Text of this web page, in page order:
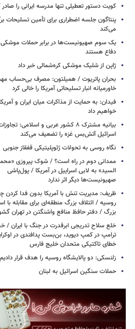
کویت دستور تعطیلی تنها مدرسه ایرانی را صادر
پنتاگون جلسه اضطراری برای تأمین تسلیحات
می‌کند
یک‌ سوم صهیونیست‌ها در برابر حملات
دفاع هستند
ژاپن از شلیک موشکی کره‌شمالی خبر داد
بحران پاتریوت / همیلتون: مصرف بی‌حساب
خاورمیانه انبار تسلیحاتی آمریکا را خالی کرد
فیدان: به حمایت از مذاکرات میان ایران و
خواهیم داد
بیانیه مشترک ۸ کشور عربی و اسلامی:
اسرائیل آتش‌بس غزه را تضعیف می‌کند
نگاه روسی به تحولات ژئوپلیتیکی قفقاز جنوبی
ممدانی دوم در راه است؟ / شوک پیروزی
السید» به لابی اسراییل در آمریکا / پول‌پاشی
صهیونیست‌ها دیگر اثر ندارد
ظریف: مدیریت تنش با آمریکا بدون فدا کردن
روسیه / ائتلاف بزرگ منطقه‌ای برای مقابله با
بزرگ / دفتر حافظ منافع واشنگتن در تهران
خلع سلاح تدریجی ابرقدرت در جنگ با ایران /
ترامپ در کمپ دیوید، بن‌بست پدافندی در
خطای تاکتیکی متحدان خلیج فارس
زلنسکی: دو پالایشگاه روسیه را هدف قرار دادیم
حملات سنگین اسرائیل به لبنان